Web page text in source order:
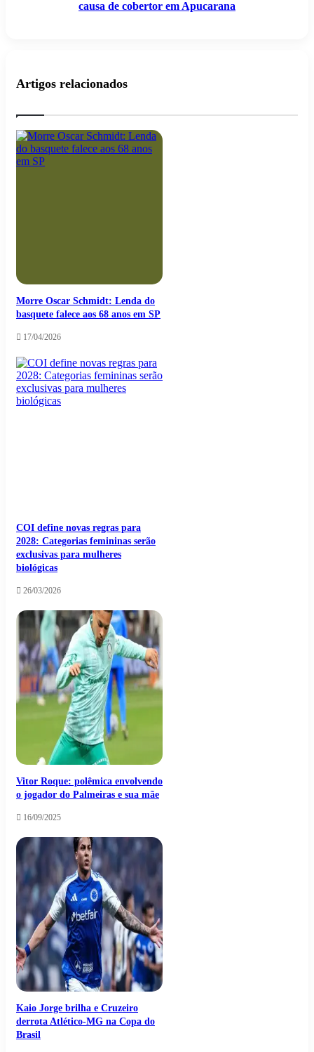
causa de cobertor em Apucarana
Artigos relacionados
Morre Oscar Schmidt: Lenda do
basquete falece aos 68 anos em SP
17/04/2026
COI define novas regras para
2028: Categorias femininas serão
exclusivas para mulheres
biológicas
26/03/2026
Vitor Roque: polêmica envolvendo
o jogador do Palmeiras e sua mãe
16/09/2025
Kaio Jorge brilha e Cruzeiro
derrota Atlético-MG na Copa do
Brasil